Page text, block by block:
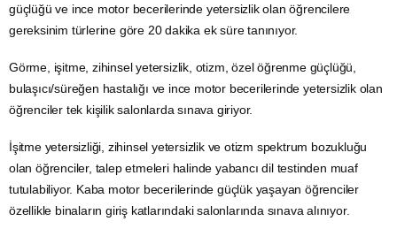
güçlüğü ve ince motor becerilerinde yetersizlik olan öğrencilere
gereksinim türlerine göre 20 dakika ek süre tanınıyor.
Görme, işitme, zihinsel yetersizlik, otizm, özel öğrenme güçlüğü,
bulaşıcı/süreğen hastalığı ve ince motor becerilerinde yetersizlik olan
öğrenciler tek kişilik salonlarda sınava giriyor.
İşitme yetersizliği, zihinsel yetersizlik ve otizm spektrum bozukluğu
olan öğrenciler, talep etmeleri halinde yabancı dil testinden muaf
tutulabiliyor. Kaba motor becerilerinde güçlük yaşayan öğrenciler
özellikle binaların giriş katlarındaki salonlarında sınava alınıyor.